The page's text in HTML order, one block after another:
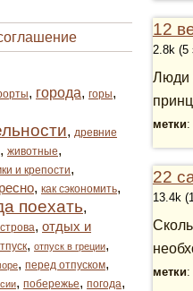
, города, горы,
, древние
, животные,
и крепости,
, как сэкономить,
поехать,
, отдых и
, отпуск в греции,
, перед отпуском,
, побережье, погода,
12
2.8k (5
Люди
метки:
22
13.4k
метки: